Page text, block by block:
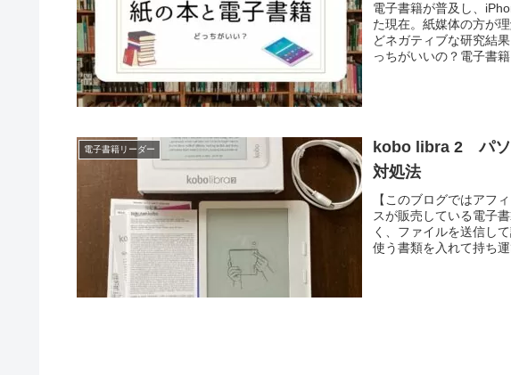
電子書籍が普及し、
た現在。紙媒体の方が
どネガティブな研究結
っちがいいの？電子書
電子書籍リーダー
kobo libra 2 パソ
対処法
【このブログではアフ
スが販売している電子
く、ファイルを送信し
使う書類を入れて持ち